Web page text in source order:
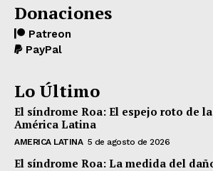
Donaciones
Patreon
PayPal
Lo Último
El síndrome Roa: El espejo roto de
América Latina
AMERICA LATINA 5 de agosto de 2026
El síndrome Roa: La medida del